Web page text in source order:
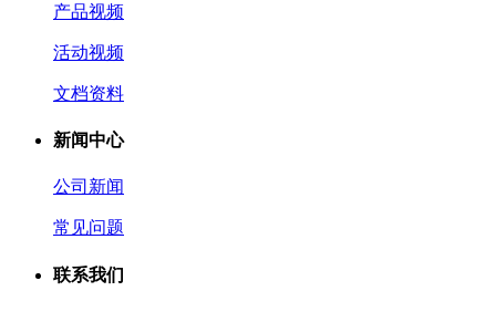
产品视频
活动视频
文档资料
新闻中心
公司新闻
常见问题
联系我们